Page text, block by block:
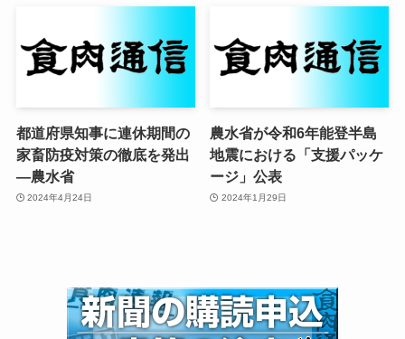
都道府県知事に連休期間の
家畜防疫対策の徹底を発出
—農水省
2024年4月24日
農水省が令和6年能登半島
地震における「支援パッケ
ージ」公表
2024年1月29日